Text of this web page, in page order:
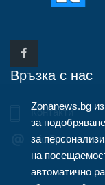
Връзка с нас
Контакти
Zonanews.bg
за
за
на
автоматично